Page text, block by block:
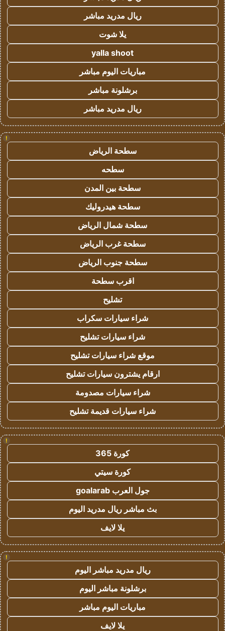
ريال مدريد مباشر
يلا شوت
yalla shoot
مباريات اليوم مباشر
برشلونة مباشر
ريال مدريد مباشر
!
سطحة الرياض
سطحه
سطحة بين المدن
سطحة هيدروليك
سطحة شمال الرياض
سطحة غرب الرياض
سطحة جنوب الرياض
اقرب سطحة
تشليح
شراء سيارات سكراب
شراء سيارات تشليح
موقع شراء سيارات تشليح
ارقام يشترون سيارات تشليح
شراء سيارات مصدومة
شراء سيارات قديمة تشليح
!
كورة 365
كورة سيتي
جول العرب goalarab
بث مباشر ريال مدريد اليوم
يلا لايف
!
ريال مدريد مباشر اليوم
برشلونة مباشر اليوم
مباريات اليوم مباشر
يلا لايف